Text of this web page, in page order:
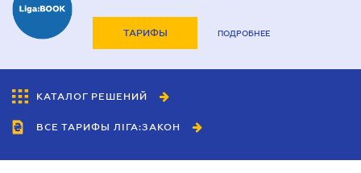
ТАРИФЫ ПОДРОБНЕЕ
КАТАЛОГ РЕШЕНИЙ
ВСЕ ТАРИФЫ ЛІГА:ЗАКОН